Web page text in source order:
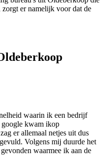
er namelijk voor dat de
waarin ik een bedrijf
google kwam ikop
er allemaal netjes uit dus
Volgens mij duurde het
waarmee ik aan de